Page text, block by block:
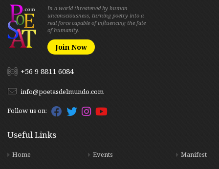
In a world threatened by human
unconsciousness, turning poetry into a
real force capable of influencing the fate
of humanity.
Join Now
+56 9 8811 6084
info@poetasdelmundo.com
Follow us on:
Useful Links
Home Events Manifest